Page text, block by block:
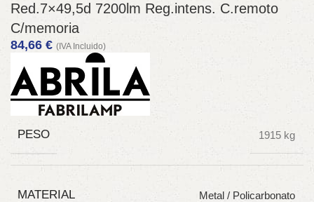
Red.7×49,5d 7200lm Reg.intens. C.remoto
C/memoria
84,66 € (IVA Incluido)
PESO 1915 kg
MATERIAL Metal / Policarbonato